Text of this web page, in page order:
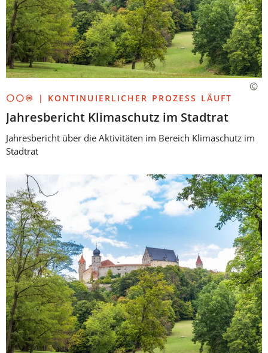
⚪⚪♾️ | KONTINUIERLICHER PROZESS LÄUFT
Jahresbericht Klimaschutz im Stadtrat
Jahresbericht über die Aktivitäten im Bereich Klimaschutz im
Stadtrat